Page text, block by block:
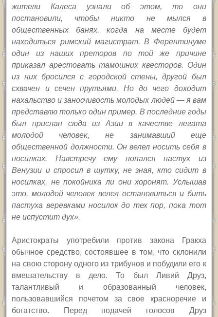
жители Калеса узнали об этом, то они
постановили, чтобы никто не мылся в
общественных банях, когда на месте будет
находиться римский магистрат. В Ферентинуме
один из наших преторов по той же причине
приказал арестовать тамошних квесторов. Один
из них бросился с городской стены, другой был
схвачен и сечен прутьями. Но до чего доходит
нахальство и заносчивость молодых людей — я вам
представлю только один пример. В последние годы
был прислан сюда из Азии в качестве легата
молодой человек, не занимавший еще
общественной должности. Он велел носить себя в
носилках. Навстречу ему попался пастух из
Венузии и спросил в шутку, не зная, кто сидит в
носилках, не покойника ли они хоронят. Услышав
это, молодой человек велел остановиться и бить
пастуха веревками носилок до тех пор, пока тот
не испустит дух».
Аристократы употребили против закона Гракха
обычное средство, состоявшее в том, что склонили
на свою сторону одного из трибунов и побудили его к
вмешательству в дело. То был Ливий Друз,
талантливый и образованный человек,
пользовавшийся почетом за свое красноречие и
богатство. Перед подачей голосов Друз